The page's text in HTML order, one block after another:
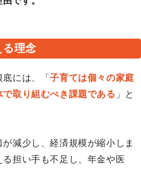
理念
底には、「子育ては個々の家庭
取り組むべき課題である 」と
減少し、経済規模が縮小しま
担い手も不足し、年金や医